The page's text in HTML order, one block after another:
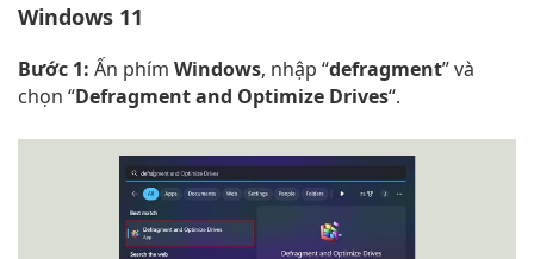
Windows 11
Bước 1: Ấn phím Windows, nhập “defragment” và
chọn “Defragment and Optimize Drives“.